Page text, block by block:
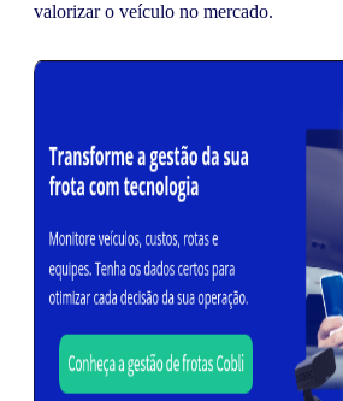
valorizar o veículo no mercado.